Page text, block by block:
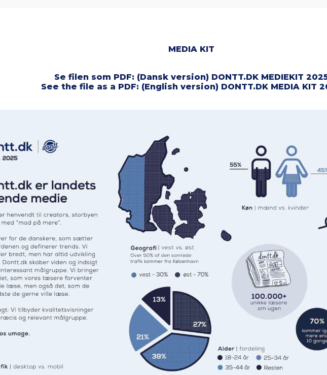
MEDIA KIT
Se filen som PDF: (Dansk version) DONTT.DK MEDIEKIT
See the file as a PDF: (English version) DONTT.DK MEDIA KIT